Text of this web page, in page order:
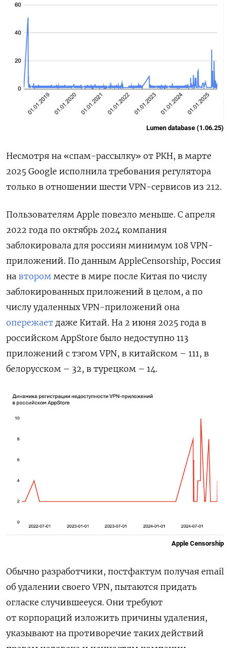
Lumen database (1.06.25)
Несмотря на «спам-рассылку» от РКН, в марте
2025 Google исполнила требования регулятора
только в отношении шести VPN-сервисов из 212.
Пользователям Apple повезло меньше. С апреля
2022 года по октябрь 2024 компания
заблокировала для россиян минимум 108 VPN-
приложений. По данным AppleCensorship, Россия
на втором месте в мире после Китая по числу
заблокированных приложений в целом, а по
числу удаленных VPN-приложений она
опережает даже Китай. На 2 июня 2025 года в
российском AppStore было недоступно 113
приложений с тэгом VPN, в китайском – 111, в
белорусском – 32, в турецком – 14.
Apple Censorship
Обычно разработчики, постфактум получая email
об удалении своего VPN, пытаются придать
огласке случившееуся. Они требуют
от корпораций изложить причины удаления,
указывают на противоречие таких действий